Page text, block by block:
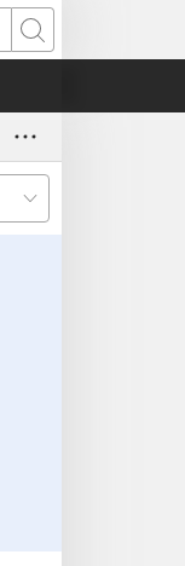
Buska